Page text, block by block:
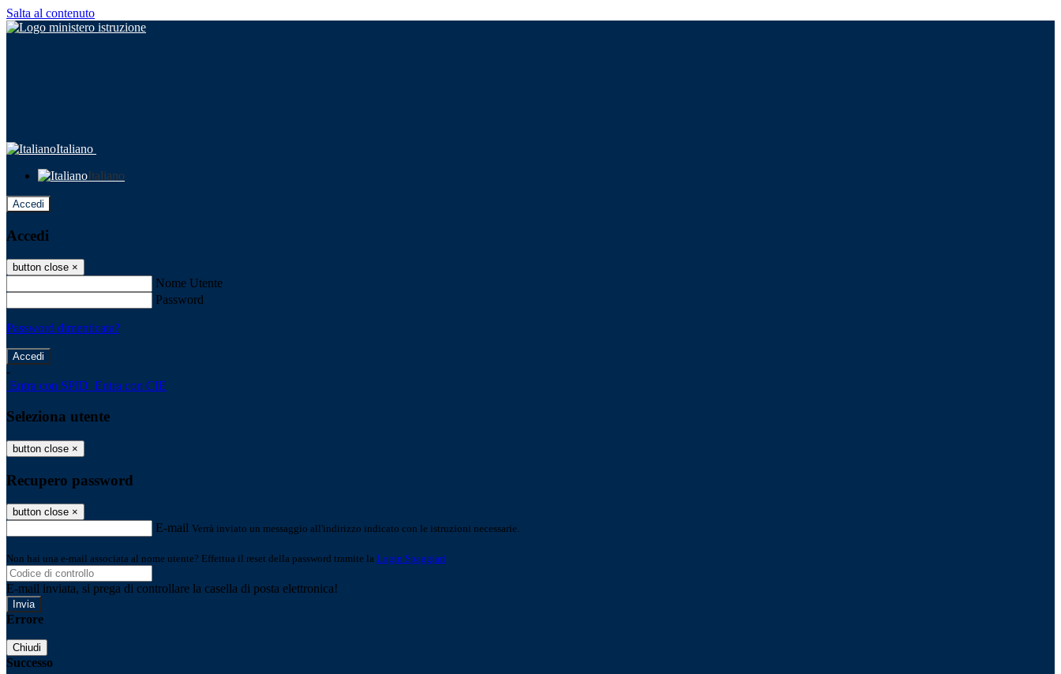
Salta al contenuto
Italiano
Italiano
Accedi
Accedi
button close ×
Nome Utente
Password
Password dimenticata?
-
Entra con SPID Entra con CIE
Seleziona utente
button close ×
Recupero password
button close ×
E-mail Verrà inviato un messaggio all'indirizzo indicato con le istruzioni necessarie.
Non hai una e-mail associata al nome utente? Effettua il reset della password tramite la Login Spaggiari
E-mail inviata, si prega di controllare la casella di posta elettronica!
Errore
Chiudi
Successo